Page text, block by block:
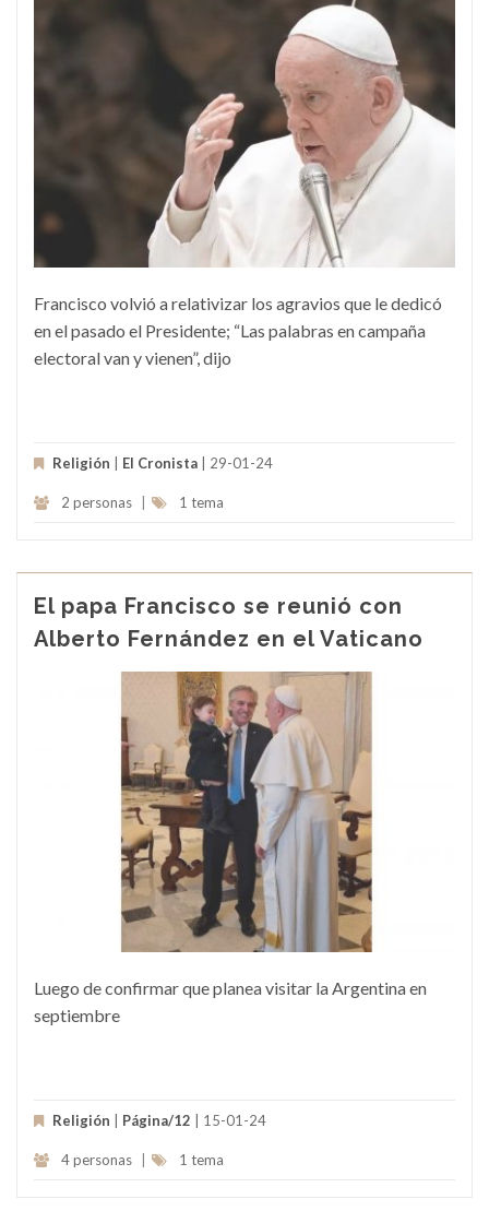
Francisco volvió a relativizar los agravios que le dedicó
en el pasado el Presidente; “Las palabras en campaña
electoral van y vienen”, dijo
Religión El Cronista | 29-01-24
2 personas 1 tema
El papa Francisco se reunió con
Alberto Fernández en el Vaticano
Luego de confirmar que planea visitar la Argentina en
septiembre
Religión Página/12 | 15-01-24
4 personas 1 tema